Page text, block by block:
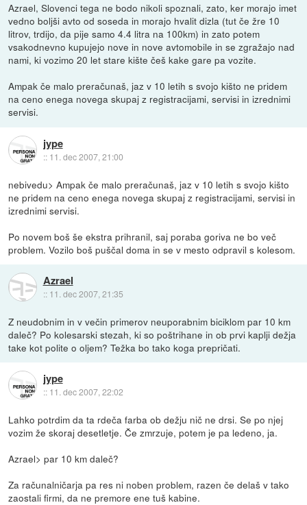
Azrael, Slovenci tega ne bodo nikoli spoznali, zato, ker morajo imet
vedno boljši avto od soseda in morajo hvalit dizla (tut če žre 10
litrov, trdijo, da pije samo 4.4 litra na 100km) in zato potem
vsakodnevno kupujejo nove in nove avtomobile in se zgražajo nad
nami, ki vozimo 20 let stare kište češ kake gare pa vozite.
Ampak če malo preračunaš, jaz v 10 letih s svojo kišto ne pridem
na ceno enega novega skupaj z registracijami, servisi in izrednimi
servisi.
jype
:: 11. dec 2007, 21:00
nebivedu> Ampak če malo preračunaš, jaz v 10 letih s svojo kišto
ne pridem na ceno enega novega skupaj z registracijami, servisi in
izrednimi servisi.
Po novem boš še ekstra prihranil, saj poraba goriva ne bo več
problem. Vozilo boš puščal doma in se v mesto odpravil s kolesom.
Azrael
:: 11. dec 2007, 21:35
Z neudobnim in v večin primerov neuporabnim biciklom par 10 km
daleč? Po kolesarski stezah, ki so poštrihane in ob prvi kaplji dežja
take kot polite o oljem? Težka bo tako koga prepričati.
jype
:: 11. dec 2007, 22:02
Lahko potrdim da ta rdeča farba ob dežju nič ne drsi. Se po njej
vozim že skoraj desetletje. Če zmrzuje, potem je pa ledeno, ja.
Azrael> par 10 km daleč?
Za računalničarja pa res ni noben problem, razen če delaš v tako
zaostali firmi, da ne premore ene tuš kabine.